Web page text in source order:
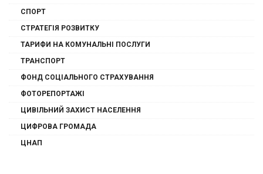
СПОРТ
СТРАТЕГІЯ РОЗВИТКУ
ТАРИФИ НА КОМУНАЛЬНІ ПОСЛУГИ
ТРАНСПОРТ
ФОНД СОЦІАЛЬНОГО СТРАХУВАННЯ
ФОТОРЕПОРТАЖІ
ЦИВІЛЬНИЙ ЗАХИСТ НАСЕЛЕННЯ
ЦИФРОВА ГРОМАДА
ЦНАП